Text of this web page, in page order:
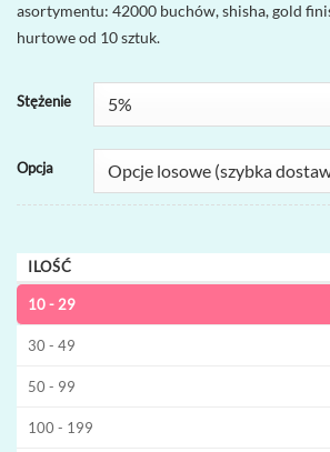
podstawie
oceny
klienta
asortymentu: 42000 buchów, shisha, gold
hurtowe od 10 sztuk.
Stężenie
Opcja
ILOŚĆ
10 - 29
30 - 49
50 - 99
100 - 199